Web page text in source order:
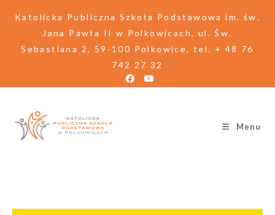
Katolicka Publiczna Szkoła Podstawowa im. św.
Jana Pawła II w Polkowicach, ul. Św.
Sebastiana 2, 59-100 Polkowice, tel. + 48 76
742 27 32
Menu